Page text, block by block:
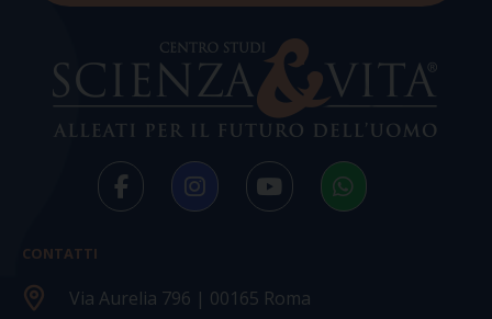
CONTATTI
Via Aurelia 796 | 00165 Roma